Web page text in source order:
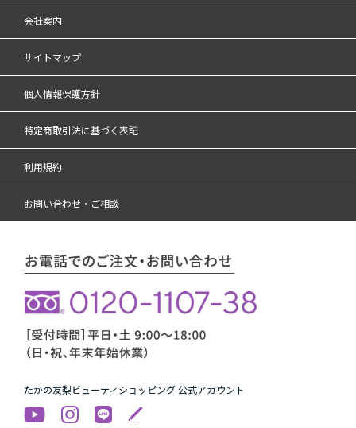
会社案内
サイトマップ
個人情報保護方針
特定商取引法に基づく表記
利用規約
お問い合わせ・ご相談
たかの友梨ビューティショッピング 公式アカウント